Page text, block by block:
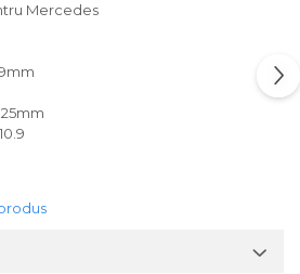
Mercedes
25mm
10.9